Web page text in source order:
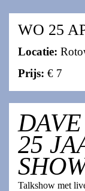
WO 25
Locatie:
Prijs: € 7
25
Talkshow met